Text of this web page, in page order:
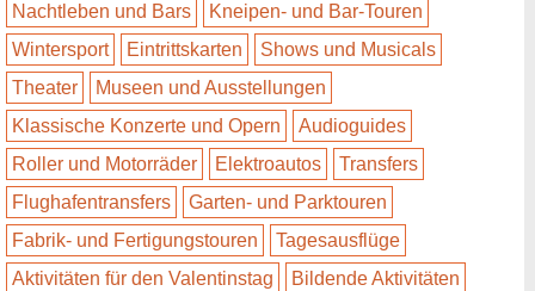
Nachtleben und Bars
Kneipen- und Bar-Touren
Wintersport
Eintrittskarten
Shows und Musicals
Theater
Museen und Ausstellungen
Klassische Konzerte und Opern
Audioguides
Roller und Motorräder
Elektroautos
Transfers
Flughafentransfers
Garten- und Parktouren
Fabrik- und Fertigungstouren
Tagesausflüge
Aktivitäten für den Valentinstag
Bildende Aktivitäten